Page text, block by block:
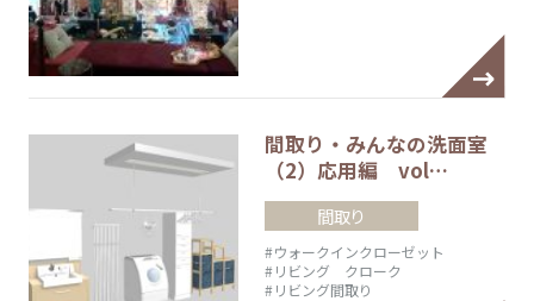
間取り・みんなの洗面室
（2）応用編 vol…
間取り
#ウォークインクローゼット
#リビング クローク
#リビング間取り